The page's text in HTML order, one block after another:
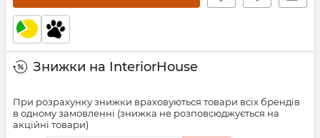
Знижки на InteriorHouse
При розрахунку знижки враховуються товари всіх брендів
в одному замовленні (знижка не розповсюджується на
акційні товари)